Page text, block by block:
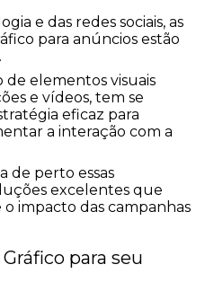
e das redes sociais, as
para anúncios estão
elementos visuais
e vídeos, tem se
eficaz para
a interação com a
de perto essas
excelentes que
impacto das campanhas
para seu